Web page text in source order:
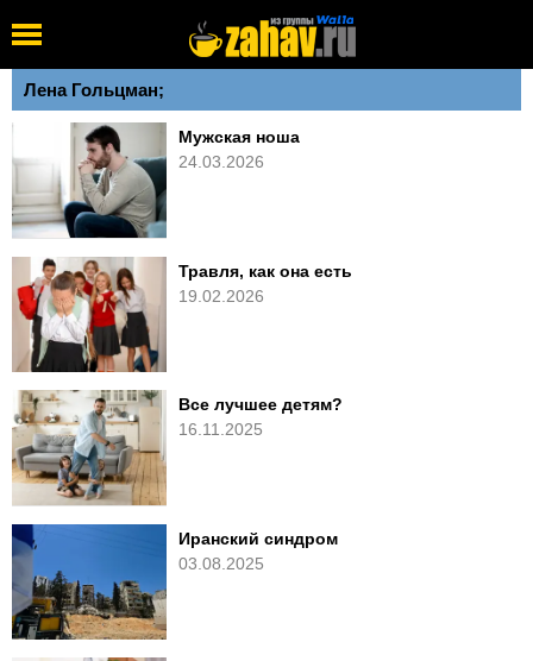
Лена Гольцман;
Мужская ноша
24.03.2026
Травля, как она есть
19.02.2026
Все лучшее детям?
16.11.2025
Иранский синдром
03.08.2025